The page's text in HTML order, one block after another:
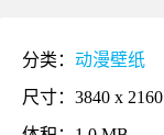
分类： 动漫壁纸
尺寸：3840 x 2160